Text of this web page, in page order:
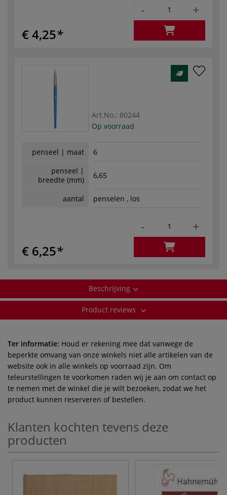
€ 4,25
- +
Art.No.: 80244
Op voorraad
penseel | maat
6
penseel |
breedte (mm)
6,65
aantal penselen , los
€ 6,25
- +
Beschrijving
Product reviews
Ter informatie: Houd er rekening mee dat vanwege de
beperkte omvang van onze winkels niet alle artikelen van de
website ook in alle winkels op voorraad zijn. Om
teleurstellingen te voorkomen raden wij je aan om contact op
te nemen met de winkel die je wilt bezoeken, zodat we het
product kunnen reserveren of bestellen.
Klanten kochten tevens deze
producten